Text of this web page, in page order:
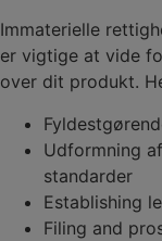
Immaterielle
er vigtige at vide
over dit produkt.
Udformning
standarder
Establishing
Filing and